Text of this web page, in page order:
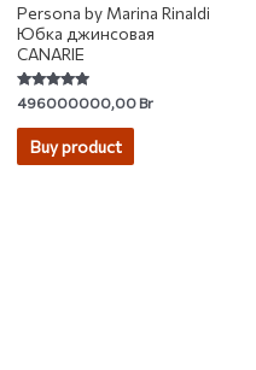
Persona by Marina Rinaldi
Юбка джинсовая
CANARIE
Rated
4.67
out of 5
496000000,00Br
Buy product